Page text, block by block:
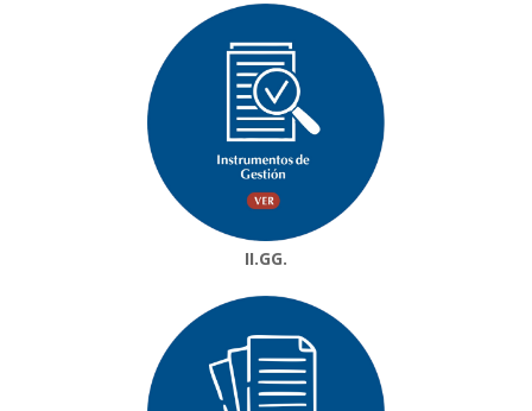
II.GG.